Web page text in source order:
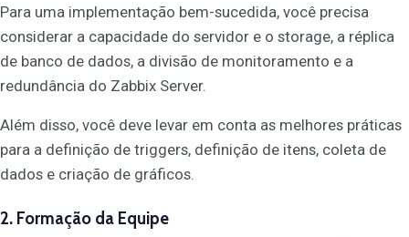
Para uma implementação bem-sucedida, você precisa
considerar a capacidade do servidor e o storage, a réplica
de banco de dados, a divisão de monitoramento e a
redundância do Zabbix Server.
Além disso, você deve levar em conta as melhores práticas
para a definição de triggers, definição de itens, coleta de
dados e criação de gráficos.
2. Formação da Equipe